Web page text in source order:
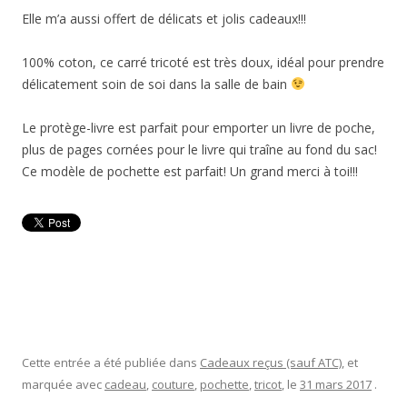
Elle m’a aussi offert de délicats et jolis cadeaux!!!
100% coton, ce carré tricoté est très doux, idéal pour prendre
délicatement soin de soi dans la salle de bain
Le protège-livre est parfait pour emporter un livre de poche,
plus de pages cornées pour le livre qui traîne au fond du sac!
Ce modèle de pochette est parfait! Un grand merci à toi!!!
Cette entrée a été publiée dans Cadeaux reçus (sauf ATC), et
marquée avec cadeau, couture, pochette,tricot, le 31 mars 2017 .